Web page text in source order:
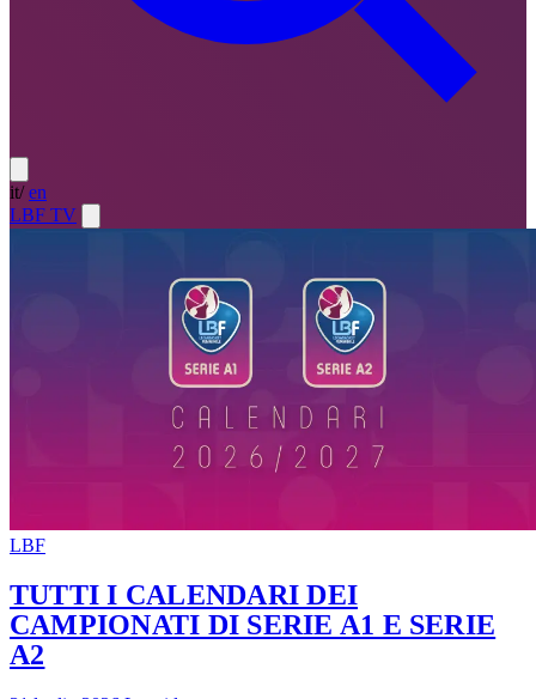
it/ en
LBF TV
LBF
TUTTI I CALENDARI DEI
CAMPIONATI DI SERIE A1 E SERIE
A2